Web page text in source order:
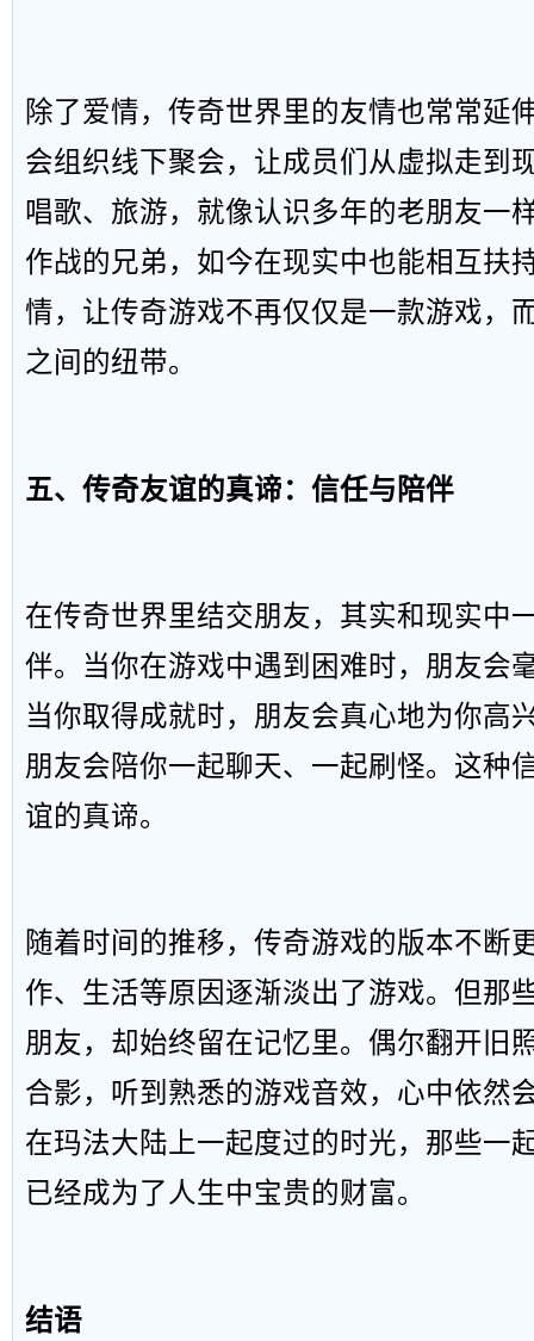
除了爱情，传奇世界里的友情也常常延
会组织线下聚会，让成员们从虚拟走到
唱歌、旅游，就像认识多年的老朋友一
作战的兄弟，如今在现实中也能相互扶
情，让传奇游戏不再仅仅是一款游戏，
之间的纽带。
五、传奇友谊的真谛：信任与陪伴
在传奇世界里结交朋友，其实和现实中
伴。当你在游戏中遇到困难时，朋友会
当你取得成就时，朋友会真心地为你高
朋友会陪你一起聊天、一起刷怪。这种
谊的真谛。
随着时间的推移，传奇游戏的版本不断
作、生活等原因逐渐淡出了游戏。但那
朋友，却始终留在记忆里。偶尔翻开旧
合影，听到熟悉的游戏音效，心中依然
在玛法大陆上一起度过的时光，那些一
已经成为了人生中宝贵的财富。
结语